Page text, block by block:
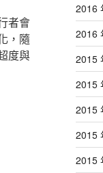
者會
，隨
度與
2016
2016
2015
2015
2015
2015
2015